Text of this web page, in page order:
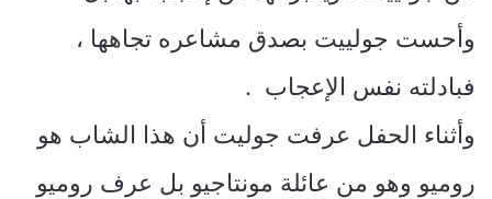
وأحست جولييت بصدق مشاعره تجاهها ،
فبادلته نفس الإعجاب .
وأثناء الحفل عرفت جوليت أن هذا الشاب هو
روميو وهو من عائلة مونتاجيو بل عرف روميو